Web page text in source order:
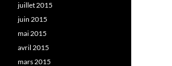
juillet 2015
juin 2015
mai 2015
avril 2015
mars 2015